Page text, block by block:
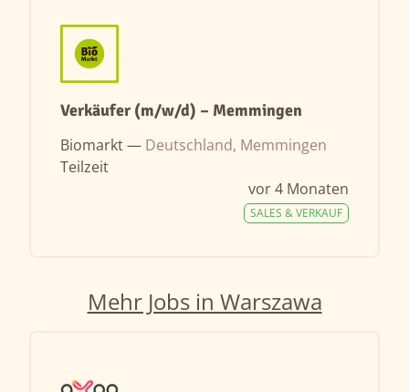
Verkäufer (m/w/d) – Memmingen
Biomarkt — Deutschland, Memmingen
Teilzeit
vor 4 Monaten
SALES & VERKAUF
Mehr Jobs in Warszawa